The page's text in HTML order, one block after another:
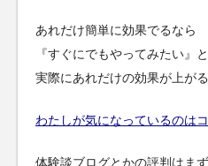
あれだけ簡単に効果でるなら
『すぐにでもやってみたい』
実際にあれだけの効果が上が
わたしが気になっているのは
体験談ブログとかの評判はまず